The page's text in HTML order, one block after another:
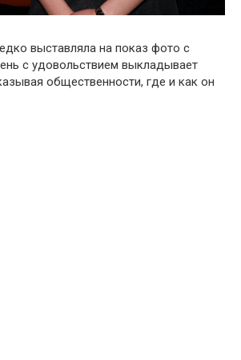
выставляла на показ фото с
с удовольствием выкладывает
общественности, где и как он